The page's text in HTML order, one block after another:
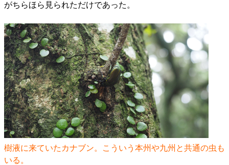
がちらほら見られただけであった。
樹液に来ていたカナブン。こういう本州や九州と共通の虫も
いる。